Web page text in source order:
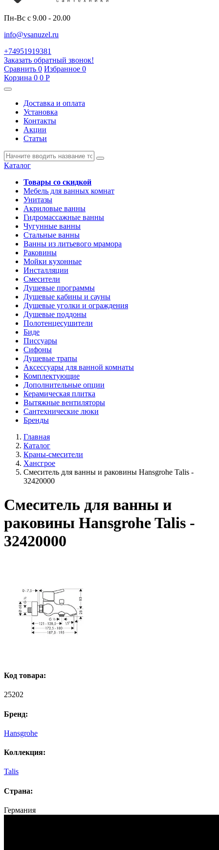
Пн-Вс с 9.00 - 20.00
info@vsanuzel.ru
+74951919381
Заказать обратный звонок!
Сравнить 0 Избранное 0
Корзина 0 0 Р
Доставка и оплата
Установка
Контакты
Акции
Статьи
Каталог
Товары со скидкой
Мебель для ванных комнат
Унитазы
Акриловые ванны
Гидромассажные ванны
Чугунные ванны
Стальные ванны
Ванны из литьевого мрамора
Раковины
Мойки кухонные
Инсталляции
Смесители
Душевые программы
Душевые кабины и сауны
Душевые уголки и ограждения
Душевые поддоны
Полотенцесушители
Биде
Писсуары
Сифоны
Душевые трапы
Аксессуары для ванной комнаты
Комплектующие
Дополнительные опции
Керамическая плитка
Вытяжные вентиляторы
Сантехнические люки
Бренды
Главная
Каталог
Краны-смесители
Хансгрое
Смеситель для ванны и раковины Hansgrohe Talis -
32420000
Смеситель для ванны и
раковины Hansgrohe Talis -
32420000
Код товара:
25202
Бренд:
Hansgrohe
Коллекция:
Talis
Страна:
Германия